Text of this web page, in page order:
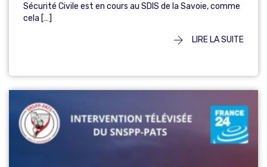
Sécurité Civile est en cours au SDIS de la Savoie, comme
cela […]
LIRE LA SUITE